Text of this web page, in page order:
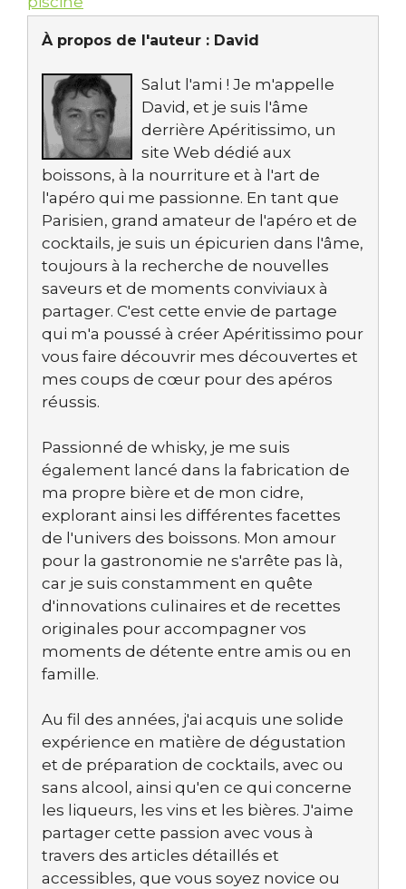
À propos de l'auteur : David
Salut l'ami ! Je m'appelle
David, et je suis l'âme
derrière Apéritissimo, un
site Web dédié aux
boissons, à la nourriture et à l'art de
l'apéro qui me passionne. En tant que
Parisien, grand amateur de l'apéro et de
cocktails, je suis un épicurien dans l'âme,
toujours à la recherche de nouvelles
saveurs et de moments conviviaux à
partager. C'est cette envie de partage
qui m'a poussé à créer Apéritissimo pour
vous faire découvrir mes découvertes et
mes coups de cœur pour des apéros
réussis.
Passionné de whisky, je me suis
également lancé dans la fabrication de
ma propre bière et de mon cidre,
explorant ainsi les différentes facettes
de l'univers des boissons. Mon amour
pour la gastronomie ne s'arrête pas là,
car je suis constamment en quête
d'innovations culinaires et de recettes
originales pour accompagner vos
moments de détente entre amis ou en
famille.
Au fil des années, j'ai acquis une solide
expérience en matière de dégustation
et de préparation de cocktails, avec ou
sans alcool, ainsi qu'en ce qui concerne
les liqueurs, les vins et les bières. J'aime
partager cette passion avec vous à
travers des articles détaillés et
accessibles, que vous soyez novice ou